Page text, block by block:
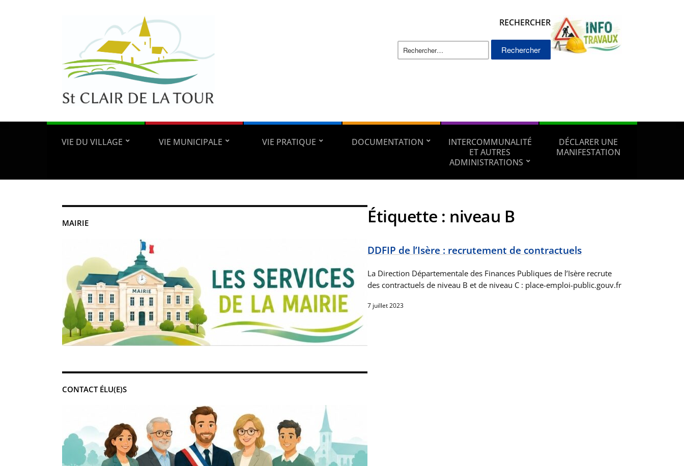
RECHERCHER
Rechercher :
VIE DU VILLAGE VIE MUNICIPALE VIE PRATIQUE DOCUMENTATION
INTERCOMMUNALITÉ
ET AUTRES
ADMINISTRATIONS
DÉCLARER UNE
MANIFESTATION
MAIRIE
CONTACT ÉLU(E)S
Étiquette : niveau B
DDFIP de l’Isère : recrutement de contractuels
La Direction Départementale des Finances Publiques de l’Isère recrute
des contractuels de niveau B et de niveau C : place-emploi-public.gouv.fr
7 juillet 2023